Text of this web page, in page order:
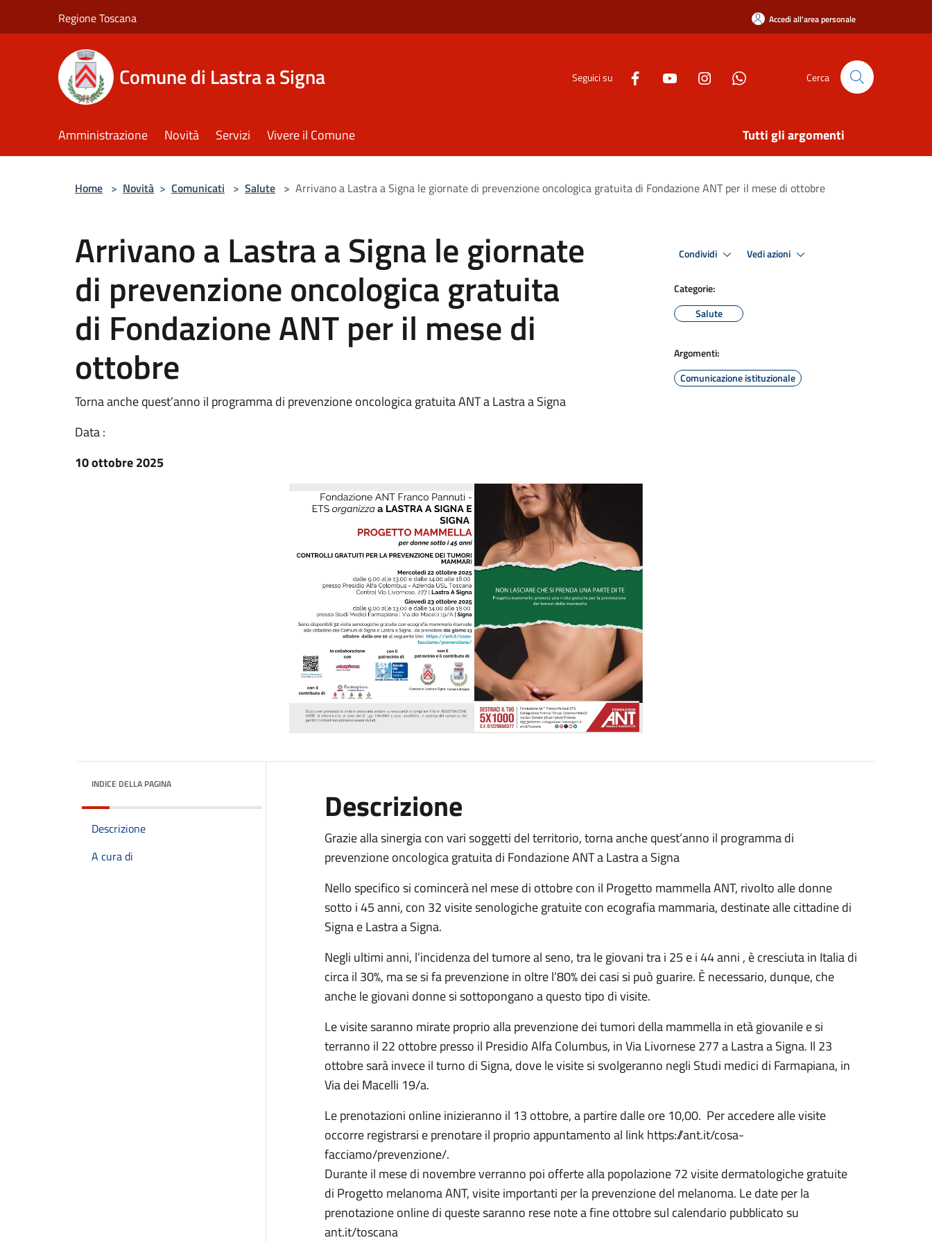
Regione Toscana Accedi all'area personale
Comune di Lastra a Signa Seguici su Cerca
Amministrazione Novità Servizi Vivere il Comune Tutti gli argomenti
Home > Novità > Comunicati > Salute > Arrivano a Lastra a Signa le giornate di prevenzione oncologica gratuita di Fondazione ANT per il mese di ottobre
Arrivano a Lastra a Signa le giornate
di prevenzione oncologica gratuita
di Fondazione ANT per il mese di
ottobre
Torna anche quest’anno il programma di prevenzione oncologica gratuita ANT a Lastra a Signa
Data :
10 ottobre 2025
Condividi Vedi azioni
Categorie:
Salute
Argomenti:
Comunicazione istituzionale
INDICE DELLA PAGINA
Descrizione
A cura di
Descrizione
Grazie alla sinergia con vari soggetti del territorio, torna anche quest’anno il programma di
prevenzione oncologica gratuita di Fondazione ANT a Lastra a Signa
Nello specifico si comincerà nel mese di ottobre con il Progetto mammella ANT, rivolto alle donne
sotto i 45 anni, con 32 visite senologiche gratuite con ecografia mammaria, destinate alle cittadine di
Signa e Lastra a Signa.
Negli ultimi anni, l’incidenza del tumore al seno, tra le giovani tra i 25 e i 44 anni , è cresciuta in Italia di
circa il 30%, ma se si fa prevenzione in oltre l’80% dei casi si può guarire. È necessario, dunque, che
anche le giovani donne si sottopongano a questo tipo di visite.
Le visite saranno mirate proprio alla prevenzione dei tumori della mammella in età giovanile e si
terranno il 22 ottobre presso il Presidio Alfa Columbus, in Via Livornese 277 a Lastra a Signa. Il 23
ottobre sarà invece il turno di Signa, dove le visite si svolgeranno negli Studi medici di Farmapiana, in
Via dei Macelli 19/a.
Le prenotazioni online inizieranno il 13 ottobre, a partire dalle ore 10,00. Per accedere alle visite
occorre registrarsi e prenotare il proprio appuntamento al link https://ant.it/cosa-
facciamo/prevenzione/.
Durante il mese di novembre verranno poi offerte alla popolazione 72 visite dermatologiche gratuite
di Progetto melanoma ANT, visite importanti per la prevenzione del melanoma. Le date per la
prenotazione online di queste saranno rese note a fine ottobre sul calendario pubblicato su
ant.it/toscana